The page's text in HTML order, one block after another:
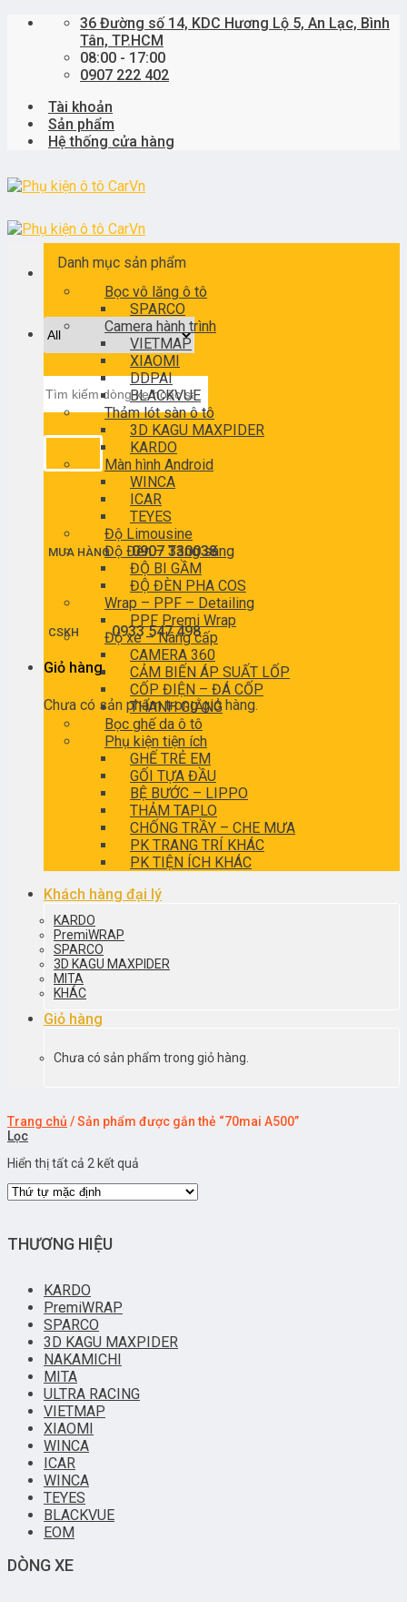
Skip
36 Đường số 14, KDC Hương Lộ 5, An Lạc, Bình
Tân, TP.HCM
08:00 - 17:00
0907 222 402
Tài khoản
Sản phẩm
Hệ thống cửa hàng
kiếm:
MUA HÀNG0907 330038
CSKH0933 547 498
Giỏ hàng
Chưa có sản phẩm trong giỏ hàng.
Danh mục sản phẩm
Bọc vô lăng ô tô
SPARCO
Camera hành trình
VIETMAP
XIAOMI
DDPAI
BLACKVUE
Thảm lót sàn ô tô
3D KAGU MAXPIDER
KARDO
Màn hình Android
WINCA
ICAR
TEYES
Độ Limousine
Độ Đèn – Tăng sáng
ĐỘ BI GẦM
ĐỘ ĐÈN PHA COS
Wrap – PPF – Detailing
PPF Premi Wrap
Độ xe – Nâng cấp
CAMERA 360
CẢM BIẾN ÁP SUẤT LỐP
CỐP ĐIỆN – ĐÁ CỐP
THANH GIẰNG
Bọc ghế da ô tô
Phụ kiện tiện ích
GHẾ TRẺ EM
GỐI TỰA ĐẦU
BỆ BƯỚC – LIPPO
THẢM TAPLO
CHỐNG TRẦY – CHE MƯA
PK TRANG TRÍ KHÁC
PK TIỆN ÍCH KHÁC
Khách hàng đại lý
KARDO
PremiWRAP
SPARCO
3D KAGU MAXPIDER
MITA
KHÁC
Giỏ hàng
Chưa có sản phẩm trong giỏ hàng.
Trang chủ /Sản phẩm được gắn thẻ “70mai A500”
Lọc
Hiển thị tất cả 2 kết quả
THƯƠNG HIỆU
KARDO
PremiWRAP
SPARCO
3D KAGU MAXPIDER
NAKAMICHI
MITA
ULTRA RACING
VIETMAP
XIAOMI
WINCA
ICAR
WINCA
TEYES
BLACKVUE
EOM
DÒNG XE